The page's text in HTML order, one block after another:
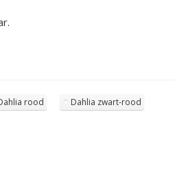
rood Dahlia zwart-rood